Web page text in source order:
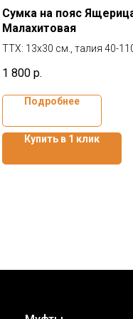
Сумка на пояс
Малахитовая
ТТХ: 13х30 см., талия 40-
1 800 р.
Подробнее
Купить в 1 клик